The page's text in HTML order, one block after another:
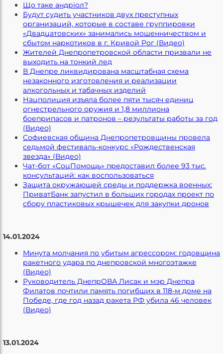
Що таке андріол?
Будут судить участников двух преступных
организаций, которые в составе группировки
«Двадцатовских» занимались мошенничеством и
сбытом наркотиков в г. Кривой Рог (Видео)
Жителей Днепропетровской области призвали не
выходить на тонкий лед
В Днепре ликвидирована масштабная схема
незаконного изготовления и реализации
алкогольных и табачных изделий
Нацполиция изъяла более пяти тысяч единиц
огнестрельного оружия и 1,8 миллиона
боеприпасов и патронов – результаты работы за год
(Видео)
Софиевская община Днепропетровщины провела
седьмой фестиваль-конкурс «Рождественская
звезда» (Видео)
Чат-бот «СоцПомощь» предоставил более 93 тыс.
консультаций: как воспользоваться
Защита окружающей среды и поддержка военных:
ПриватБанк запустил в больших городах проект по
сбору пластиковых крышечек для закупки дронов
14.01.2024
Минута молчания по убитым агрессором: годовщина
ракетного удара по днепровской многоэтажке
(Видео)
Руководитель ДнепрОВА Лисак и мэр Днепра
Филатов почтили память погибших в 118-м доме на
Победе, где год назад ракета РФ убила 46 человек
(Видео)
13.01.2024